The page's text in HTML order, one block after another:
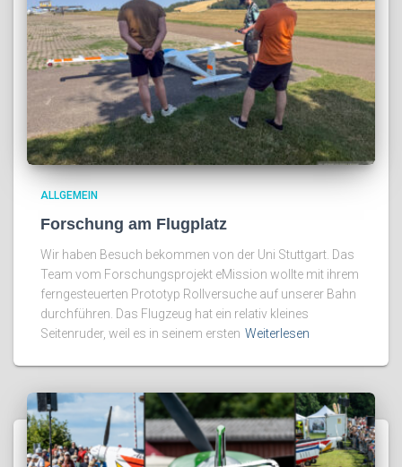
ALLGEMEIN
Forschung am Flugplatz
Wir haben Besuch bekommen von der Uni Stuttgart. Das
Team vom Forschungsprojekt eMission wollte mit ihrem
ferngesteuerten Prototyp Rollversuche auf unserer Bahn
durchführen. Das Flugzeug hat ein relativ kleines
Seitenruder, weil es in seinem ersten Weiterlesen